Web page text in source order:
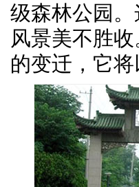
级森林公园
风景美不胜
的变迁，它